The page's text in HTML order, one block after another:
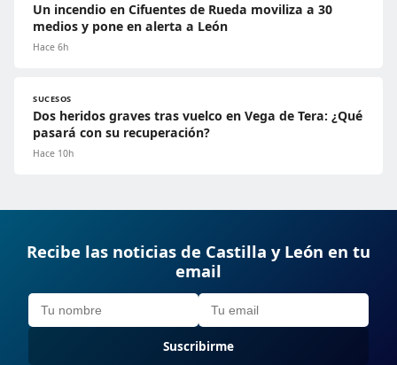
Un incendio en Cifuentes de Rueda moviliza a 30
medios y pone en alerta a León
Hace 6h
SUCESOS
Dos heridos graves tras vuelco en Vega de Tera: ¿Qué
pasará con su recuperación?
Hace 10h
Recibe las noticias de Castilla y León en tu
email
Suscribirme